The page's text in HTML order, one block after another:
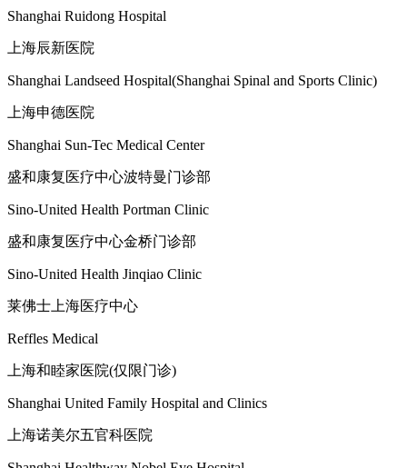
Shanghai Ruidong Hospital
上海辰新医院
Shanghai Landseed Hospital(Shanghai Spinal and Sports Clinic)
上海申德医院
Shanghai Sun-Tec Medical Center
盛和康复医疗中心波特曼门诊部
Sino-United Health Portman Clinic
盛和康复医疗中心金桥门诊部
Sino-United Health Jinqiao Clinic
莱佛士上海医疗中心
Reffles Medical
上海和睦家医院(仅限门诊)
Shanghai United Family Hospital and Clinics
上海诺美尔五官科医院